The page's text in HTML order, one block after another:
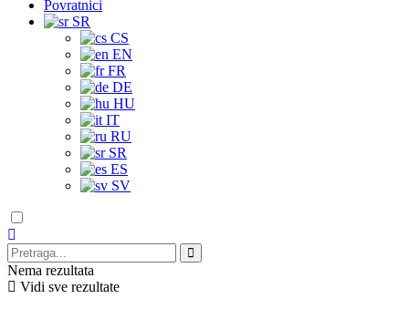
Povratnici
SR
CS
EN
FR
DE
HU
IT
RU
SR
ES
SV
Nema rezultata
Vidi sve rezultate